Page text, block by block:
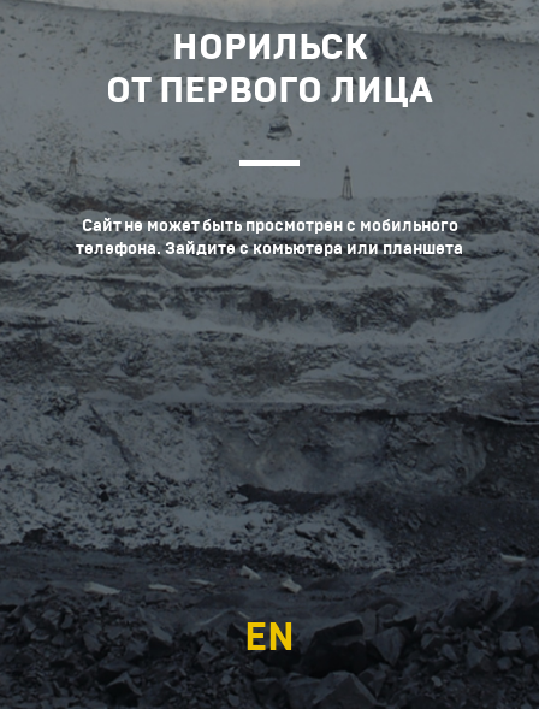
НОРИЛЬСК
ОТ ПЕРВОГО ЛИЦА
Сайт не может быть просмотрен с мобильного
телефона. Зайдите с комьютера или планшета
EN